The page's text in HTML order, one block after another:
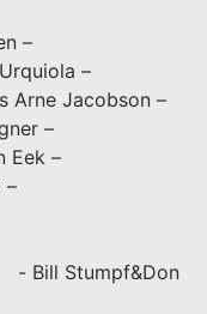
–
–
Arne Jacobson –
–
Eek –
–
- Bill Stumpf&Don